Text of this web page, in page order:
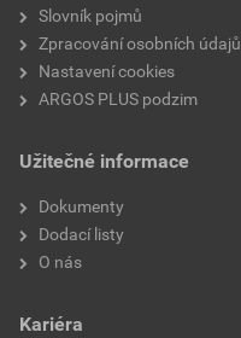
Slovník pojmů
Zpracování osobních údajů
Nastavení cookies
ARGOS PLUS podzim
Užitečné informace
Dokumenty
Dodací listy
O nás
Kariéra